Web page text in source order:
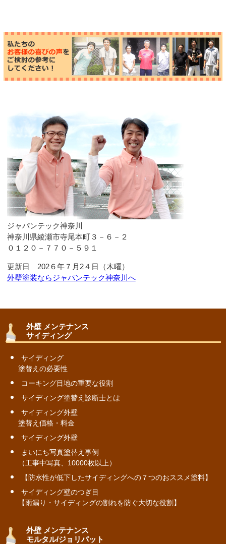
ジャパンテック神奈川
神奈川県綾瀬市寺尾本町３－６－２
０１２０－７７０－５９１
更新日 202６年７月2４日（木曜）
外壁塗装ならジャパンテック神奈川へ
外壁 メンテナンス
サイディング
サイディング
塗替えの必要性
コーキング目地の重要な役割
サイディング塗替え診断士とは
サイディング外壁
塗替え価格・料金
サイディング外壁
まいにち写真塗替え事例
（工事中写真、10000枚以上）
【防水性が低下したサイディングへの７つのおススメ塗料】
サイディング壁のつぎ目
【雨漏り・サイディングの割れを防ぐ大切な役割】
外壁 メンテナンス
モルタル/ジョリパット